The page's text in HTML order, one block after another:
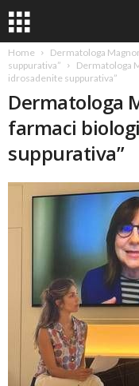
Home
Dermatologa
suppurativa”
Dermatologa
idrosadenite suppurativa”
Dermatologa
farmaci
suppurativa”